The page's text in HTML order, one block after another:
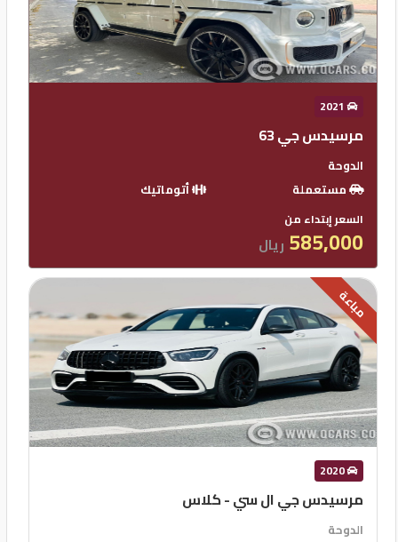
2021
مرسيدس جي 63
الدوحة
مستعملة
أتوماتيك
السعر إبتداء من
585,000 ريال
مباعة
2020
مرسيدس جي ال سي - كلاس
الدوحة